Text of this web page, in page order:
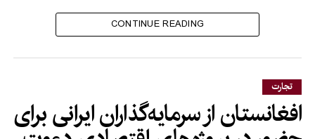
بر اساس اعلامیه اداره محلی
فرغانه، دو طرف توافق کرده‌اند
که اجرای پروژه‌های مشترک
سرمایه‌گذاری را تسریع کرده،
حجم تجارت دوجانبه را
CONTINUE READING
تجارت
افغانستان از سرمایه‌گذاران ایرانی برای